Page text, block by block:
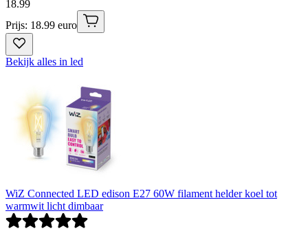
18.99
Prijs: 18.99 euro
Bekijk alles in led
WiZ Connected LED edison E27 60W filament helder koel tot
warmwit licht dimbaar